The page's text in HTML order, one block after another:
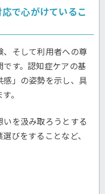
で心がけているこ
そして利用者への尊
す。認知症ケアの基
」の姿勢を示し、具
。
を汲み取ろうとする
びをすることなど、